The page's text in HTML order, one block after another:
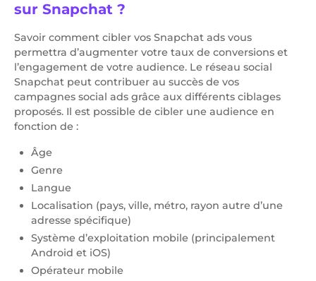
sur Snapchat ?
Savoir comment cibler vos Snapchat ads vous
permettra d’augmenter votre taux de conversions et
l’engagement de votre audience. Le réseau social
Snapchat peut contribuer au succès de vos
campagnes social ads grâce aux différents ciblages
proposés. Il est possible de cibler une audience en
fonction de :
Âge
Genre
Langue
Localisation (pays, ville, métro, rayon autre d’une
adresse spécifique)
Système d’exploitation mobile (principalement
Android et iOS)
Opérateur mobile